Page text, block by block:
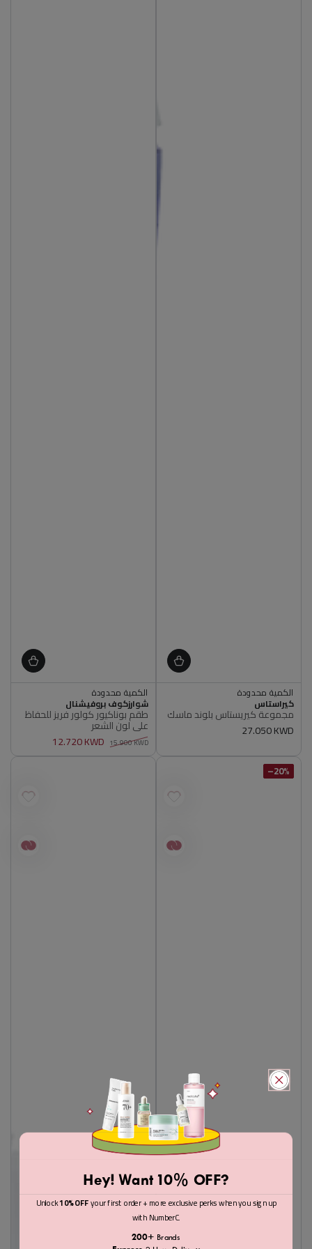
الكمية محدودة
أصلي 100%
الكمية محدودة
أصلي 100%
البائع
كيراستاس
مجموعة كيريستاس بلوند ماسك
سعر
27.050 KWD
الكمية محدودة
أصلي 100%
الكمية محدودة
أصلي 100%
البائع
شوارزكوف بروفيشنال
طقم بوناكيور كولور فريز للحفاظ
على لون الشعر
15.900 KWD
12.720 KWD
20%–
Hey! Want 10% OFF?
Unlock10% OFFyour first order + more exclusive perks when you sign up
with NumberC.
200+ Brands